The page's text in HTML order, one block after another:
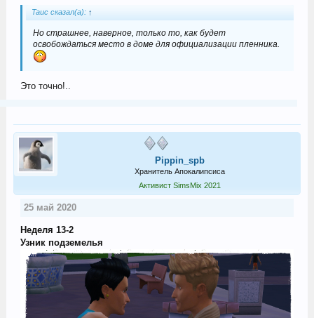
Tauc сказал(а): ↑
Но страшнее, наверное, только то, как будет
освобождаться место в доме для официализации пленника.
Это точно!..
Pippin_spb
Хранитель Апокалипсиса
Активист SimsMix 2021
25 май 2020
Неделя 13-2
Узник подземелья